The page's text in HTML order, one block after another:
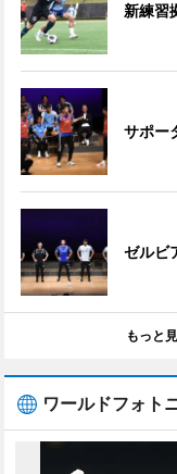
新練習
サポー
ゼルビ
もっと
ワールドフォト